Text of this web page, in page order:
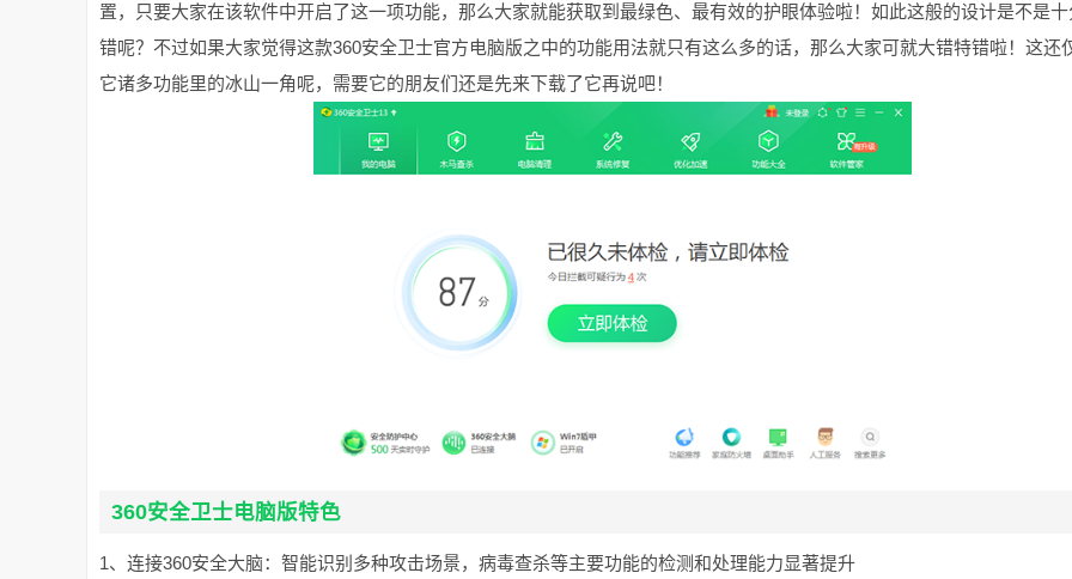
置，只要大家在该软件中开启了这一项功能，那么大家就能获取到最绿色、最有效的护眼体验啦！如此这般的设计是不是
错呢？不过如果大家觉得这款360安全卫士官方电脑版之中的功能用法就只有这么多的话，那么大家可就大错特错啦！这还
它诸多功能里的冰山一角呢，需要它的朋友们还是先来下载了它再说吧！
360安全卫士电脑版特色
1、连接360安全大脑：智能识别多种攻击场景，病毒查杀等主要功能的检测和处理能力显著提升